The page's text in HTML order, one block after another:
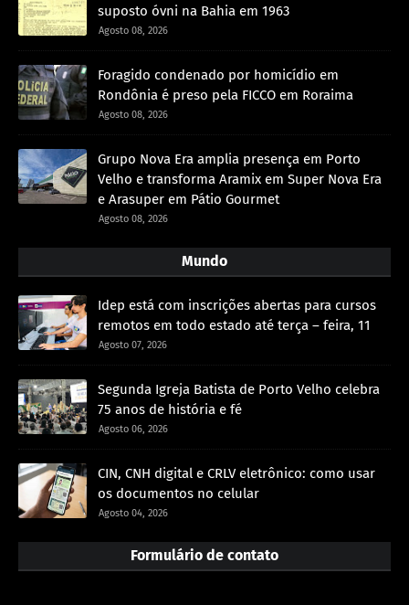
suposto óvni na Bahia em 1963
Agosto 08, 2026
Foragido condenado por homicídio em
Rondônia é preso pela FICCO em Roraima
Agosto 08, 2026
Grupo Nova Era amplia presença em Porto
Velho e transforma Aramix em Super Nova Era
e Arasuper em Pátio Gourmet
Agosto 08, 2026
Mundo
Idep está com inscrições abertas para cursos
remotos em todo estado até terça – feira, 11
Agosto 07, 2026
Segunda Igreja Batista de Porto Velho celebra
75 anos de história e fé
Agosto 06, 2026
CIN, CNH digital e CRLV eletrônico: como usar
os documentos no celular
Agosto 04, 2026
Formulário de contato